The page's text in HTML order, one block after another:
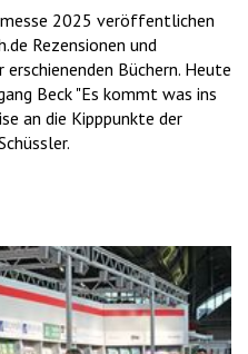
2025 veröffentlichen
Rezensionen und
Büchern. Heute
Beck "Es kommt was ins
an die Kipppunkte der